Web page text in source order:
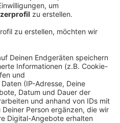
06:32
die Modellregionen
öffnen. Zum Beispiel
Kulturbereich oder beim
Vorbedingung